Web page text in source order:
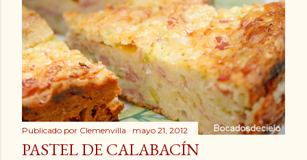
Publicado por Clemenvilla mayo 21, 2012
PASTEL DE CALABACÍN